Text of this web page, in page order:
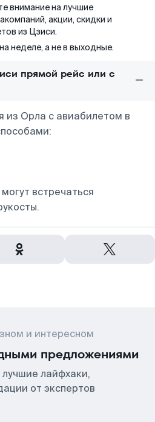
внимание на лучшие
акции, скидки и
из Цзиси.
неделе, а не в выходные.
прямой рейс или с
из Орла с авиабилетом в
встречаться
и интересном
предложениями
лайфхаки,
от экспертов